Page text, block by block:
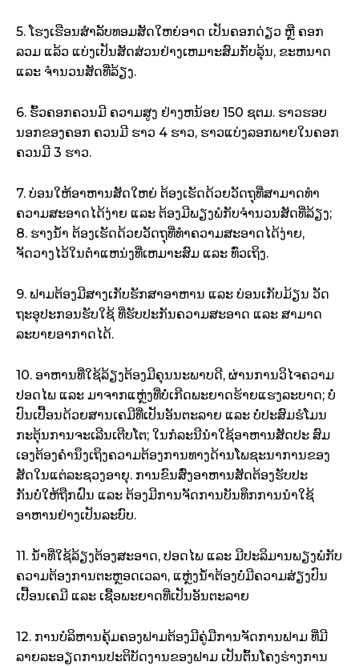
5. ໂຮງເຮືອນສໍາລັບທອມສັດໃຫຍ່ອາດ ເປັນຄອກດ່ຽວ ຫຼື ຄອກ
ລວມ ແລ້ວ ແບ່ງເປັນສັດສ່ວນຢ່າງເຫມາະສົມກັບລຸ້ນ, ຂະຫນາດ
ແລະ ຈໍານວນສັດທີ່ລ້ຽງ.
6. ຮົ້ວຄອກຄວນມີ ຄວາມສູງ ຢ່າງຫນ້ອຍ 150 ຊຕມ. ຮາວຮອບ
ນອກຂອງຄອກ ຄວນມີ ຮາວ 4 ຮາວ, ຮາວແບ່ງລອກພາຍໃນຄອກ
ຄວນມີ 3 ຮາວ.
7. ບ່ອນໃຫ້ອາຫານສັດໃຫຍ່ ຕ້ອງເຮັດດ້ວຍວັດຖຸທີ່ສາມາດທໍາ
ຄວາມສະອາດໄດ້ງ່າຍ ແລະ ຕ້ອງມີພຽງພໍກັບຈໍານວນສັດທີ່ລ້ຽງ;
8. ຮາງນ້ໍາ ຕ້ອງເຮັດດ້ວຍວັດຖຸທີ່ທໍາຄວາມສະອາດໄດ້ງ່າຍ,
ຈັດວາງໄວ້ໃນຕໍາແຫນ່ງທີ່ເຫມາະສົມ ແລະ ທົ່ວເຖິງ.
9. ຟາມຕ້ອງມີສາງເກັບຮັກສາອາຫານ ແລະ ບ່ອນເກັບມ້ຽນ ວັດ
ຖະອຸປະກອນຮັບໃຊ້ ທີ່ຮັບປະກັນຄວາມສະອາດ ແລະ ສາມາດ
ລະບາຍອາກາດໄດ້.
10. ອາຫານທີ່ໃຊ້ລ້ຽງຕ້ອງມີຄຸນນະພາບດີ, ຜ່ານການວິໄຈຄວາມ
ປອດໄພ ແລະ ມາຈາກແຫຼ່ງທີ່ບໍ່ເກີດພະຍາດຮ້າຍແຮງລະບາດ; ບໍ່
ປົນເປື້ອນດ້ວຍສານເຄມີທີ່ເປັນອັນຕະລາຍ ແລະ ບໍ່ປະສົມຮໍໂມນ
ກະຕຸ້ນການຈະເລີນເຕີບໂຕ; ໃນກໍລະນີນໍາໃຊ້ອາຫານສັດປະ ສົມ
ເອງຕ້ອງຄໍານຶງເຖິງຄວາມຕ້ອງການທາງດ້ານໂພຊະນາການຂອງ
ສັດໃນແຕ່ລະຊວງອາຍຸ. ການຂົນສົ່ງອາຫານສັດຕ້ອງຮັບປະ
ກັນບໍ່ໃຫ້ຖືກຝົນ ແລະ ຕ້ອງມີການຈັດການບັນທຶກການນໍາໃຊ້
ອາຫານຢ່າງເປັນລະບົບ.
11. ນ້ໍາທີ່ໃຊ້ລ້ຽງຕ້ອງສະອາດ, ປອດໄພ ແລະ ມີປະລິມານພຽງພໍກັບ
ຄວາມຕ້ອງການຕະຫຼອດເວລາ, ແຫຼ່ງນ້ໍາຕ້ອງບໍ່ມີຄວາມສ່ຽງປົນ
ເປື້ອນເຄມີ ແລະ ເຊື້ອພະຍາດທີ່ເປັນອັນຕະລາຍ
12. ການບໍລິຫານຄຸ້ມຄອງຟາມຕ້ອງມີຄູ່ມືການຈັດການຟາມ ທີ່ມີ
ລາຍລະອຽດການປະຕິບັດງານຂອງຟາມ ເປັນຕົ້ນໂຄງຮ່າງການ